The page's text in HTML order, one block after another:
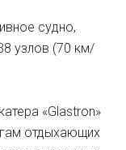
судно,
узлов (70 км/
«Glastron»
отдыхающих